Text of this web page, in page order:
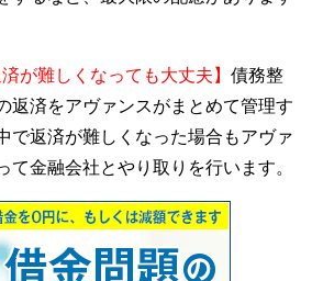
が難しくなっても大丈夫】 債務整
返済をアヴァンスがまとめて管理す
で返済が難しくなった場合もアヴァ
て金融会社とやり取りを行います。